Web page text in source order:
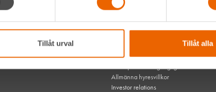
Tillåt urval Tillåt alla
Vanliga frågor
Integritetspolicy
Webbplatsens tillgänglighet
Allmänna hyresvillkor
Investor relations